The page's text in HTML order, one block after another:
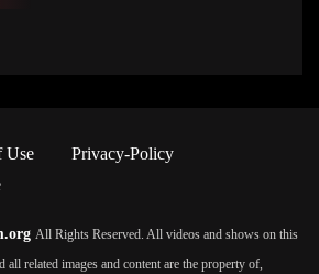
Use
Privacy-Policy
All Rights Reserved. All videos and shows on this
all related images and content are the property of,